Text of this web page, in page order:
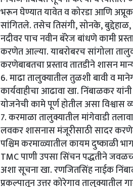
भरून घेण्यात यावेत व कोरडा आणि
सांगितले. तसेच तिसंगी, सोनके,
नदीवर पाच नवीन बॅरेज बांधणे कामी
करणेत आल्या. याबरोबरच सांगोला
करणेबाबतचा प्रस्ताव तातडीने शासन
6. माढा तालुक्यातील तुळशी बावी व
कार्यवाहीचा आढावा खा. निंबाळकर
योजनेची कामे पूर्ण होतील असा विश्वास
7. करमाळा तालुक्यातील मांगेवाडी
लवकर शासनास मंजूरीसाठी सादर
पश्चिम करमाळ्यातील कायम दुष्काळी
TMC पाणी उपसा सिंचन पद्धतीने
अशा सूचना खा. रणजितसिंह नाईक
प्रकल्पातून उत्तर कोरेगाव तालुक्यातील